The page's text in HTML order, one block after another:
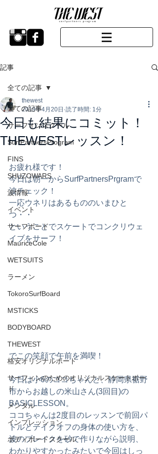
記事
全ての記事
サーフィンスクール
SurfPartnersProgram
FINS
SHUZOWARS
波情報
イベント
サーフボード
MauriceCole
WETSUITS
ラーメン
TokoroSurfBoard
MSTICKS
BODYBOARD
THEWEST
格安オリジナルボード
サーフィンのためのオリジナルスケートボー
ド
メンタル
インプレッション
ボディボードスクール
全ての記事
今日も結果にコミット！
THEWESTレッスン！
thewest
2019年4月20日 読了時間: 1分
お疲れ様です！
今日は朝一からSurfPartnersPrgramで
波チェック！
一応ウネリはあるもののいまひと
つ・・
ということでスケートでコンクリウェ
イブをサーフ！
でこの笑顔で午前を満喫！
今日は小6のココちゃんと、静岡県裾野
市からお越しの米山さん(3回目)の
BASICLESSON。
ココちゃんは2度目のレッスンで前回パ
ドルとテイクオフの身体の使い方を、
波のブレイクを砂で作りながら説明、
わかりやすかったみたいで今回はしっ